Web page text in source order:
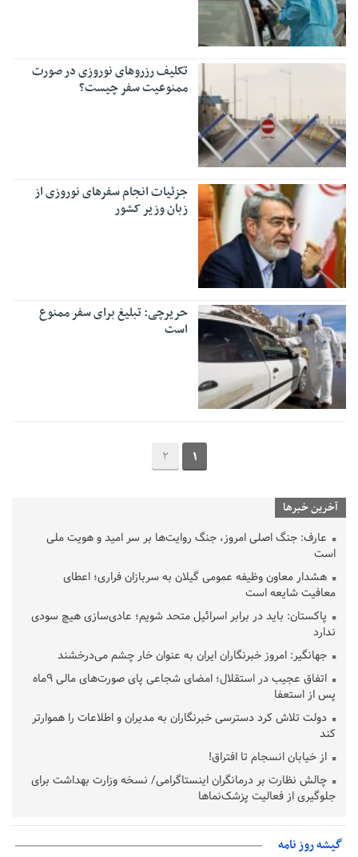
تکلیف رزروهای نوروزی در صورت
ممنوعیت سفر چیست؟
جزئیات انجام سفرهای نوروزی از
زبان وزیر کشور
حریرچی: تبلیغ برای سفر ممنوع
است
1
2
آخرین خبرها
عارف: جنگ اصلی امروز، جنگ روایت‌ها بر سر امید و هویت ملی
است
هشدار معاون وظیفه عمومی گیلان به سربازان فراری؛ اعطای
معافیت شایعه است
پاکستان: باید در برابر اسرائیل متحد شویم؛ عادی‌سازی هیچ سودی
ندارد
جهانگیر: امروز خبرنگاران ایران به عنوان خار چشم می‌درخشند
اتفاق عجیب در استقلال؛ امضای شجاعی پای صورت‌های مالی ٩ماه
پس از استعفا
دولت تلاش کرد دسترسی خبرنگاران به مدیران و اطلاعات را هموارتر
کند
از خیابان انسجام تا افتراق!
چالش نظارت بر درمانگران اینستاگرامی/ نسخه وزارت بهداشت برای
جلوگیری از فعالیت پزشک‌نماها
پشتیبانی از زنجیره ارزش بادام زمینی در اولویت سیاست‌های
گیشه روز نامه